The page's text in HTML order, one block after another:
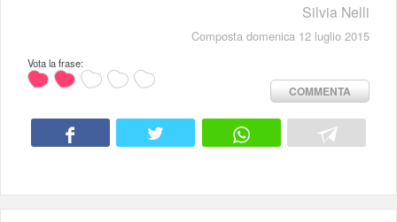
Silvia Nelli
Composta domenica 12 luglio 2015
Vota la frase:
COMMENTA